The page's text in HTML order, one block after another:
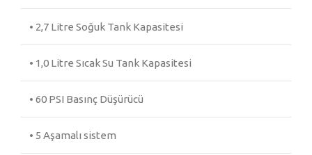
• 2,7 Litre Soğuk Tank Kapasitesi
• 1,0 Litre Sıcak Su Tank Kapasitesi
• 60 PSI Basınç Düşürücü
• 5 Aşamalı sistem